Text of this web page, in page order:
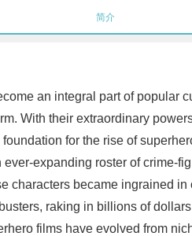
简介
an integral part of popular
With their extraordinary
for the rise of
ever-expanding roster of crime-
characters became ingrained
raking in billions of
films have evolved from